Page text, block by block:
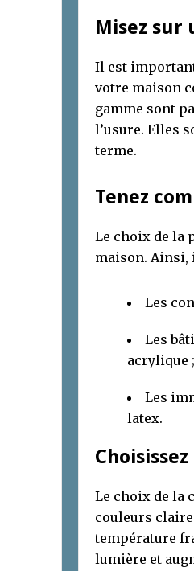
Misez
Il est
votre maison
gamme sont
l’usure. Elles
terme.
Tenez
Le choix de la
maison. Ainsi,
Les
Les
acrylique ;
Les
latex.
Le choix de la
couleurs
température
lumière et